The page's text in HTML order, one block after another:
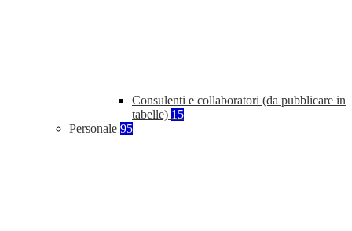
Consulenti e collaboratori (da pubblicare in
tabelle) 15
Personale 95